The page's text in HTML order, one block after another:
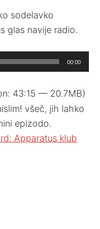
sodelavko
glas navije radio.
00:00
43:15 — 20.7MB)
všeč, jih lahko
epizodo.
Apparatus klub